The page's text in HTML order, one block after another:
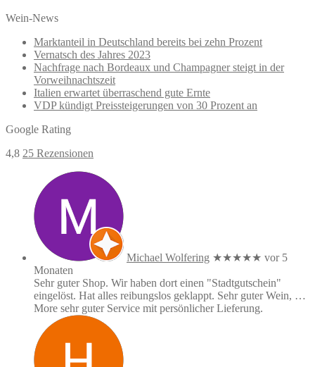
Wein-News
Marktanteil in Deutschland bereits bei zehn Prozent
Vernatsch des Jahres 2023
Nachfrage nach Bordeaux und Champagner steigt in der
Vorweihnachtszeit
Italien erwartet überraschend gute Ernte
VDP kündigt Preissteigerungen von 30 Prozent an
Google Rating
4,8 25 Rezensionen
Michael Wolfering ★★★★★ vor 5
Monaten
Sehr guter Shop. Wir haben dort einen "Stadtgutschein"
eingelöst. Hat alles reibungslos geklappt. Sehr guter Wein, …
More sehr guter Service mit persönlicher Lieferung.